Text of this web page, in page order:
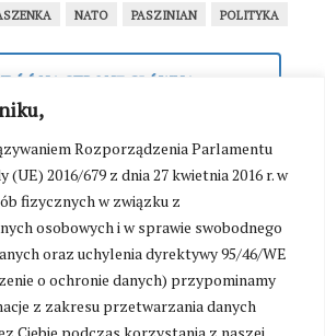
Rozporządzenia Parlamentu
(UE) 2016/679 z dnia 27 kwietnia 2016 r. w
fizycznych w związku z
osobowych i w sprawie swobodnego
oraz uchylenia dyrektywy 95/46/WE
o ochronie danych) przypominamy
z zakresu przetwarzania danych
Ciebie podczas korzystania z naszej
NATO PASZINIAN POLITYKA
NA STRONĘ GŁÓWNĄ
TYMCZASOWO
do uruchomienia
portalu Kresy24.pl oraz walką
treści, możliwość
czasowo zawieszona. Już
sekcję komentarzy w nowej,
– jako przestrzeń dostępną